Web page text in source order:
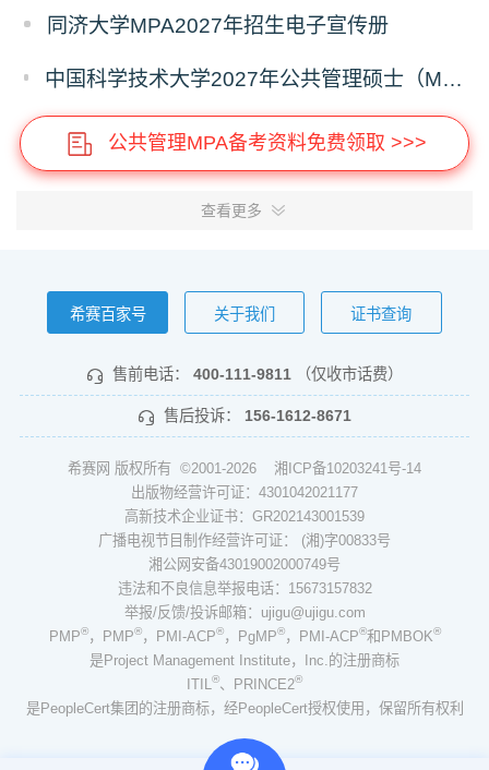
同济大学MPA2027年招生电子宣传册
中国科学技术大学2027年公共管理硕士（MPA）专业学位研究生招生通知
公共管理MPA备考资料免费领取 >>>
查看更多
希赛百家号 关于我们 证书查询
售前电话： 400-111-9811 （仅收市话费）
售后投诉： 156-1612-8671
希赛网 版权所有 ©2001-2026 湘ICP备10203241号-14
出版物经营许可证：4301042021177
高新技术企业证书：GR202143001539
广播电视节目制作经营许可证： (湘)字00833号
湘公网安备43019002000749号
违法和不良信息举报电话：15673157832
举报/反馈/投诉邮箱：ujigu@ujigu.com
PMP®，PMP®，PMI-ACP®，PgMP®，PMI-ACP®和PMBOK®
是Project Management Institute，Inc.的注册商标
ITIL®、PRINCE2®
是PeopleCert集团的注册商标，经PeopleCert授权使用，保留所有权利